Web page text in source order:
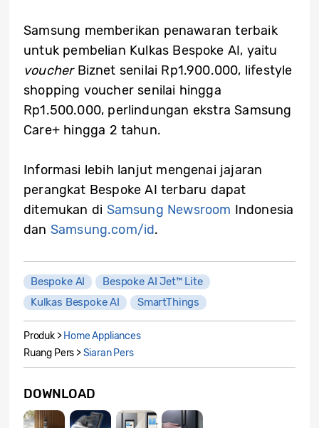
Samsung memberikan penawaran terbaik
untuk pembelian Kulkas Bespoke AI, yaitu
voucherBiznet senilai Rp1.900.000, lifestyle
shopping voucher senilai hingga
Rp1.500.000, perlindungan ekstra Samsung
Care+ hingga 2 tahun.
Informasi lebih lanjut mengenai jajaran
perangkat Bespoke AI terbaru dapat
ditemukan di Samsung Newsroom Indonesia
dan Samsung.com/id.
Bespoke AI
Bespoke AI Jet™ Lite
Kulkas Bespoke AI
SmartThings
Produk > Home Appliances
Ruang Pers >Siaran Pers
DOWNLOAD